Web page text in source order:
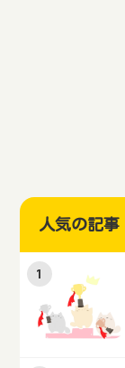
人気の記事